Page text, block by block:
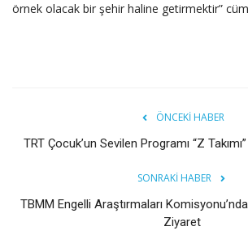
örnek olacak bir şehir haline getirmektir”
ÖNCEKI HABER
TRT Çocuk’un Sevilen Programı “Z
SONRAKI HABER
TBMM Engelli Araştırmaları
Ziyaret